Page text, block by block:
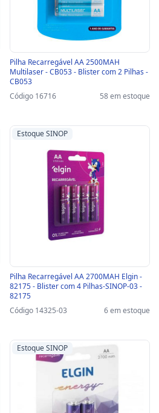
Pilha Recarregável AA 2500MAH
Multilaser - CB053 - Blister com 2 Pilhas -
CB053
Código 16716
58 em estoque
Estoque SINOP
Pilha Recarregável AA 2700MAH Elgin -
82175 - Blister com 4 Pilhas-SINOP-03 -
82175
Código 14325-03
6 em estoque
Estoque SINOP